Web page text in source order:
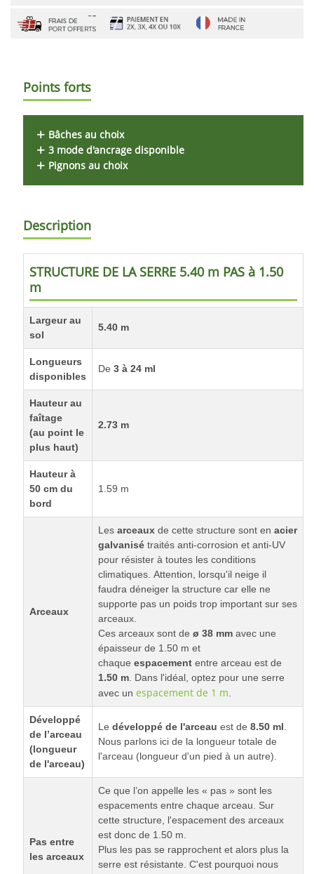
Points forts
Bâches au choix
3 mode d'ancrage disponible
Pignons au choix
Description
STRUCTURE DE LA SERRE 5.40 m PAS à 1.50
m
Largeur au
sol
5.40 m
Longueurs
disponibles
De 3 à 24 ml
Hauteur au
faîtage
(au point le
plus haut)
2.73 m
Hauteur à
50 cm du
bord
1.59 m
Arceaux
Les arceaux de cette structure sont en acier
galvanisé traités anti-corrosion et anti-UV
pour résister à toutes les conditions
climatiques. Attention, lorsqu'il neige il
faudra déneiger la structure car elle ne
supporte pas un poids trop important sur ses
arceaux.
Ces arceaux sont de ø 38 mm avec une
épaisseur de 1.50 m et
chaque espacement entre arceau est de
1.50 m . Dans l'idéal, optez pour une serre
avec un espacement de 1 m
Développé
de l’arceau
(longueur
de l'arceau)
Le développé de l'arceau est de 8.50 ml
Nous parlons ici de la longueur totale de
l'arceau (longueur d'un pied à un autre).
Pas entre
les arceaux
Ce que l’on appelle les « pas » sont les
espacements entre chaque arceau. Sur
cette structure, l'espacement des arceaux
est donc de 1.50 m.
Plus les pas se rapprochent et alors plus la
serre est résistante. C'est pourquoi nous